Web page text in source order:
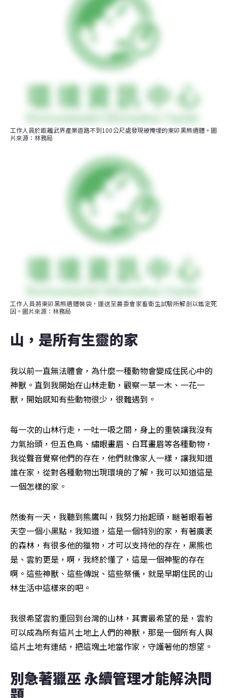
工作人員於距離武界產業道路不到100公尺處發現被掩埋的東卯黑熊遺體。圖
片來源：林務局
工作人員將東卯黑熊遺體裝袋，運送至農委會家畜衛生試驗所解剖以鑑定死
因。圖片來源：林務局
山，是所有生靈的家
我以前一直無法體會，為什麼一種動物會變成住民心中的
神獸。直到我開始在山林走動，觀察一草一木、一花一
獸，開始感知有些動物很少，很難遇到。
每一次的山林行走，一吐一吸之間，身上的重裝讓我沒有
力氣抬頭，但五色鳥、繡眼畫眉、白耳畫眉等各種動物，
我從聲音覺察他們的存在，他們就像家人一樣，讓我知道
誰在家，從對各種動物出現環境的了解，我可以知道這是
一個怎樣的家。
然後有一天，我聽到熊鷹叫，我努力抬起頭，瞇著眼看著
天空一個小黑點，我知道，這是一個特別的家，有著廣袤
的森林，有很多他的獵物，才可以支持他的存在，黑熊也
是、雲豹更是，啊，我終於懂了，這是一個神聖的存在
啊。這些神獸、這些傳說、這些祭儀，就是早期住民的山
林生活中這樣來的吧。
我很希望雲豹重回到台灣的山林，其實最希望的是，雲豹
可以成為所有這片土地上人們的神獸，那是一個所有人與
這片土地有連結，把這塊土地當作家，守護著他的想望。
別急著獵巫 永續管理才能解決問